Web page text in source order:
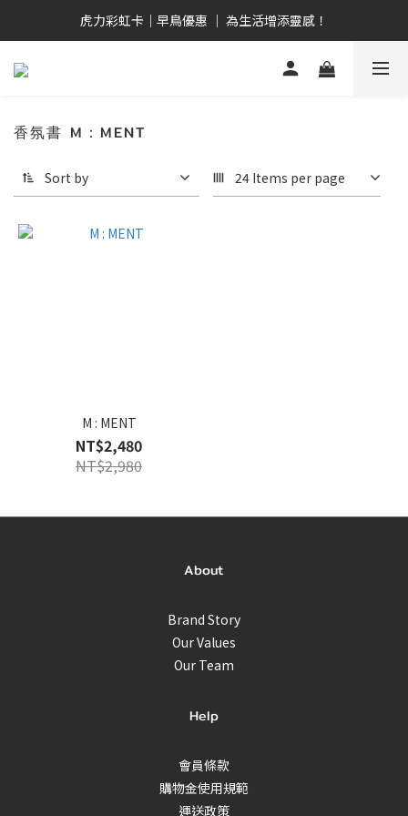
畢業禮心意選  全品項9折！ 全館2,000免運優惠！
虎力彩虹卡｜早鳥優惠 ｜ 為生活增添靈感！
日安白河 ｜ 台日共創 ｜ 晨曦系人氣單品！
香氛書 M：MENT
Sort by 24 Items per page
M : MENT
NT$2,480
NT$2,980
About
Brand Story
Our Values
Our Team
Help
會員條款
購物金使用規範
運送政策